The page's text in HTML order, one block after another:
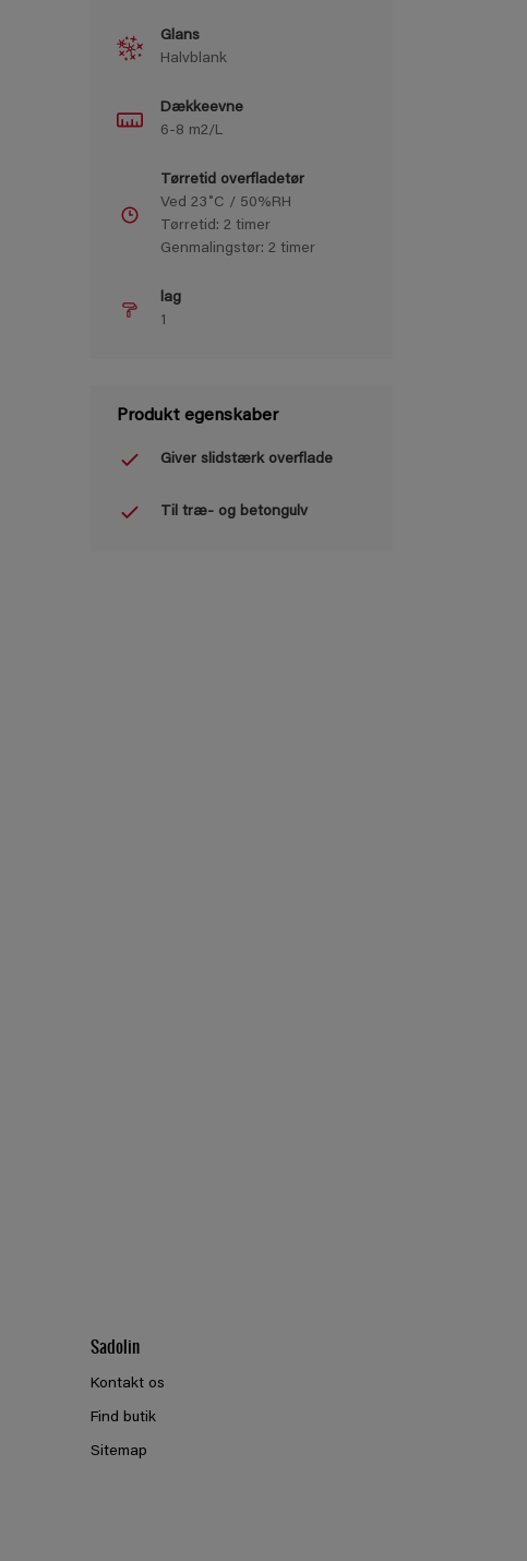
Glans
Halvblank
Dækkeevne
6-8 m2/L
Tørretid overfladetør
Ved 23˚C / 50%RH
Tørretid: 2 timer
Genmalingstør: 2 timer
lag
1
Produkt egenskaber
Giver slidstærk overflade
Til træ- og betongulv
Sadolin
Kontakt os
Find butik
Sitemap